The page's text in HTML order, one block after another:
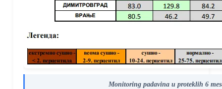
Monitoring padavina u proteklih 6